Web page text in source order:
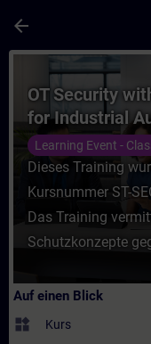
arrow_back
Kurs - OT
OT Security
for Industrial
face Training)
Learning Event -
Dieses Training
Kursnummer ST-
Das Training
Schutzkonzepte
Auf einen Blick
widgets Kurs